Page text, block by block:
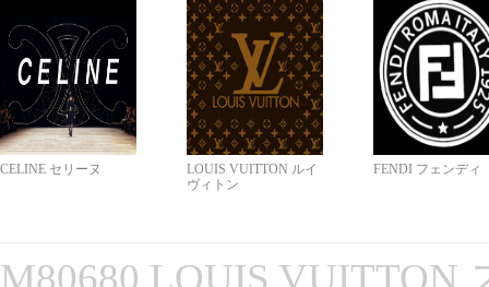
CELINE セリーヌ
LOUIS VUITTON ルイ
ヴィトン
FENDI フェンディ
M80680 LOUIS VUITTON